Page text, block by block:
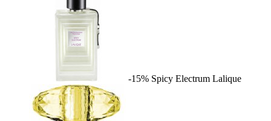
-15% Spicy Electrum Lalique